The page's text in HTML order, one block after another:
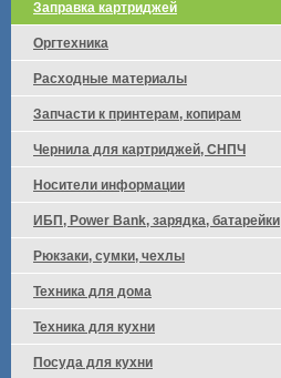
Заправка картриджей
Оргтехника
Расходные материалы
Запчасти к принтерам, копирам
Чернила для картриджей, СНПЧ
Носители информации
ИБП, Power Bank, зарядка, батарейки
Рюкзаки, сумки, чехлы
Техника для дома
Техника для кухни
Посуда для кухни